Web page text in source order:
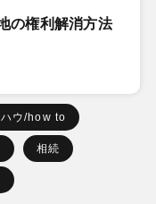
の権利解消方法
ハウ/how to
相続